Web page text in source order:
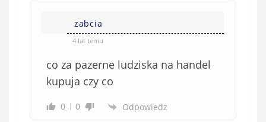
zabcia
4 lat temu
co za pazerne ludziska na handel
kupuja czy co
0 0 Odpowiedz